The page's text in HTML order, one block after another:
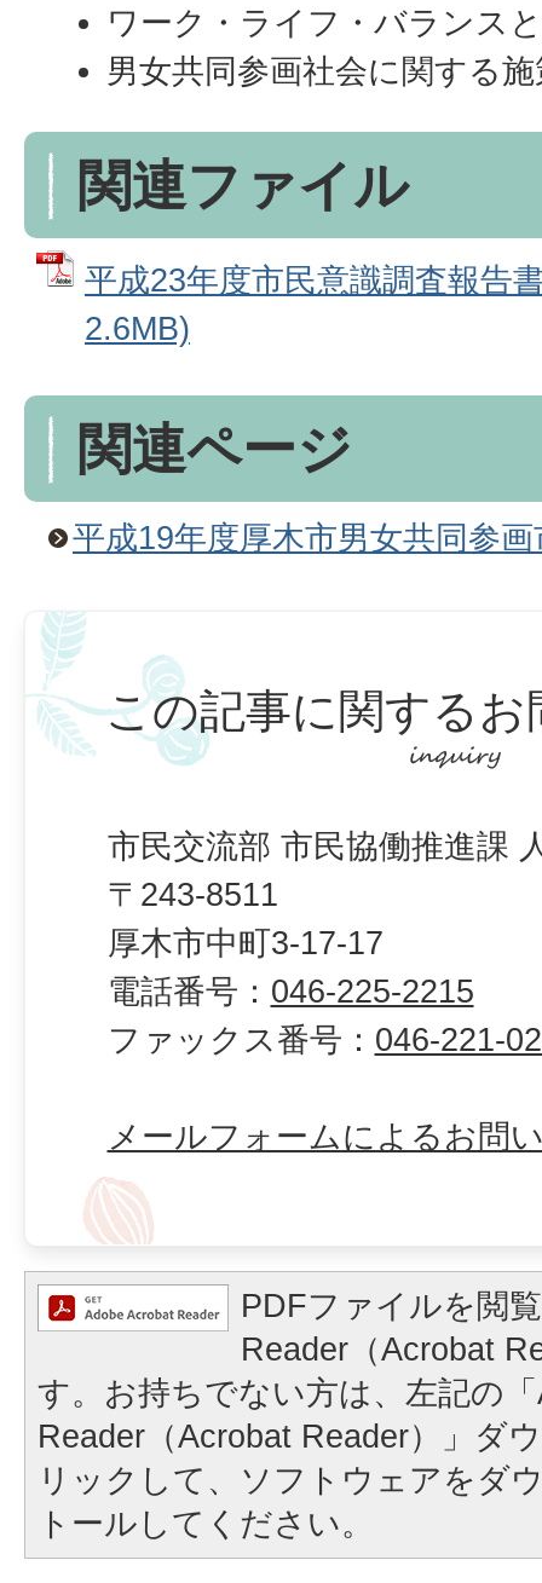
ワーク・ライフ・バランス
男女共同参画社会に関する
関連ファイル
平成23年度市民意識調査報告
2.6MB)
関連ページ
平成19年度厚木市男女共同参
この記事に関するお
市民交流部 市民協働推進課
〒243-8511
厚木市中町3-17-17
電話番号： 046-225-2215
ファックス番号： 046-221-
メールフォームによるお問
PDFファイルを閲
Reader（Acrobat
す。お持ちでない方は、左記の
Reader（Acrobat Reader）」ダ
リックして、ソフトウェアをダ
トールしてください。